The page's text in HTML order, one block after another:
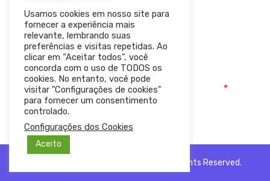
© 2020 — Ewebot by GT3Themes. All Rights Reserved.
Usamos cookies em nosso site para
fornecer a experiência mais
relevante, lembrando suas
preferências e visitas repetidas. Ao
clicar em “Aceitar todos”, você
concorda com o uso de TODOS os
cookies. No entanto, você pode
visitar "Configurações de cookies"
para fornecer um consentimento
controlado.
Configurações dos Cookies
Aceito